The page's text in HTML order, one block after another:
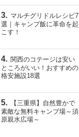
マルチグリドルレシピ7
選｜キャンプ飯に革命を起
こす！
関西のコテージは安い
ところがいい！おすすめの
格安施設18選
【三重県】自然豊かで
素敵な無料キャンプ場～須
原親水広場～